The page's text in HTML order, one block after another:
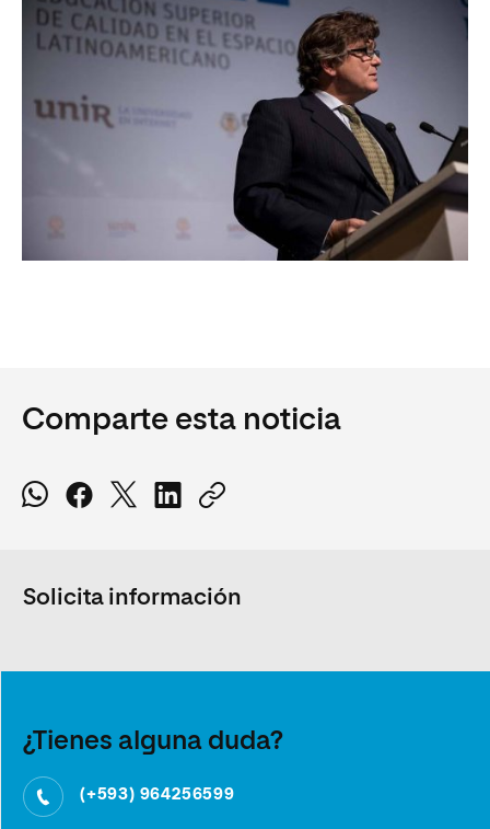
Comparte esta noticia
Solicita información
¿Tienes alguna duda?
(+593) 964256599